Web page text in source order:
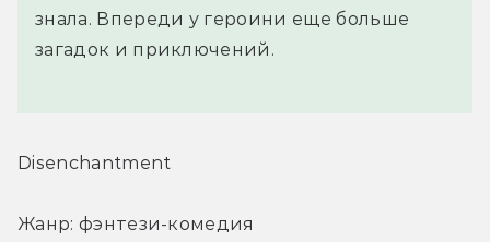
знала. Впереди у героини еще больше
загадок и приключений.
Disenchantment
Жанр: фэнтези-комедия